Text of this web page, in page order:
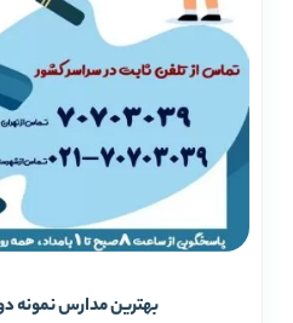
بهترین مدارس نمونه